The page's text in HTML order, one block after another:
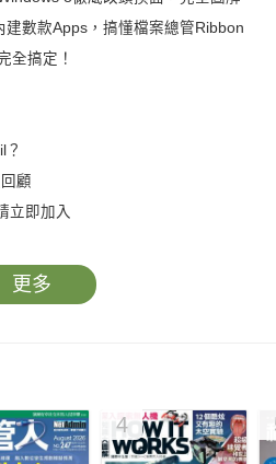
數款Apps，搞懂檔案總管Ribbon
全搞定！
顧
立即加入
更多
4